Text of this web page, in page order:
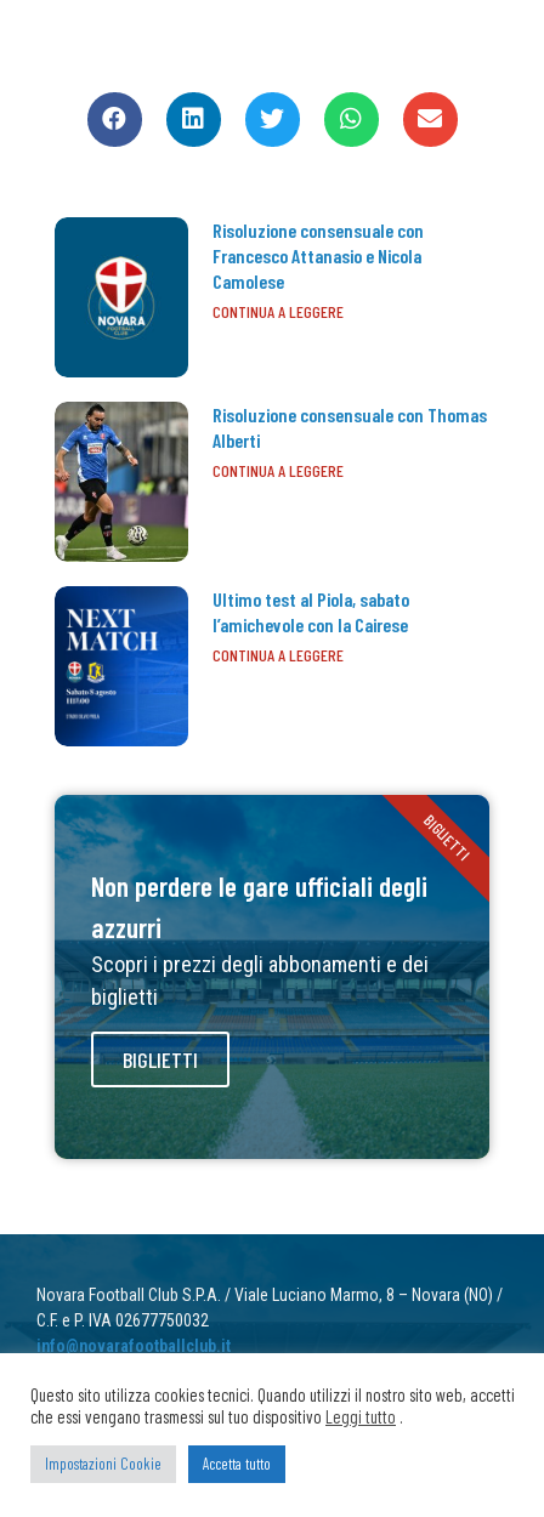
Risoluzione consensuale con
Francesco Attanasio e Nicola
Camolese
CONTINUA A LEGGERE
Risoluzione consensuale con Thomas
Alberti
CONTINUA A LEGGERE
Ultimo test al Piola, sabato
l’amichevole con la Cairese
CONTINUA A LEGGERE
Non perdere le gare ufficiali degli
azzurri
Scopri i prezzi degli abbonamenti e dei
biglietti
BIGLIETTI
BIGLIETTI
Novara Football Club S.P.A. / Viale Luciano Marmo, 8 – Novara (NO) /
C.F. e P. IVA 02677750032
info@novarafootballclub.it
© 2022 Novara Football Club. Tutti i diritti riservati.
Privacy/ Cookie
Questo sito utilizza cookies tecnici. Quando utilizzi il nostro sito web, accetti
che essi vengano trasmessi sul tuo dispositivo Leggi tutto .
Impostazioni Cookie Accetta tutto